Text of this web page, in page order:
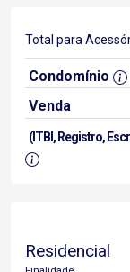
Total para
Condomínio
Venda
(ITBI, Registro,
Residencial